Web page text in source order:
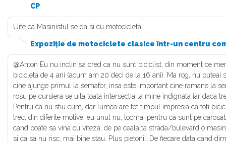
CP
Uite ca Masinistul se da si cu motocicleta
Expoziție de motociclete clasice într-un centru
@Anton Eu nu inclin sa cred ca nu sunt biciclist, din moment ce
bicicleta de 4 ani (acum am 20 deci de la 16 ani). Ma rog, nu puteai
cine ajunge primul la semafor, insa este important cine ramane la
rosu pe cursiera se uita toata intersectia la mine indignata iar daca
Pentru ca nu stiu cum, dar lumea are tot timpul impresia ca toti
trec, din diferite motive, eu unul nu, tocmai pentru ca sunt pe
cand poate sa vina cu viteza, de pe cealalta strada/bulevard o
si ca sa nu risc, mai bine stau. Plus pietonii. De fiecare data cand